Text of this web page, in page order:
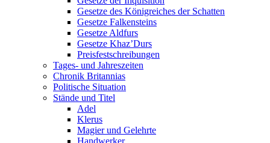
Gesetze des Königreiches der Schatten
Gesetze Falkensteins
Gesetze Aldfurs
Gesetze Khaz’Durs
Preisfestschreibungen
Tages- und Jahreszeiten
Chronik Britannias
Politische Situation
Stände und Titel
Adel
Klerus
Magier und Gelehrte
Handwerker